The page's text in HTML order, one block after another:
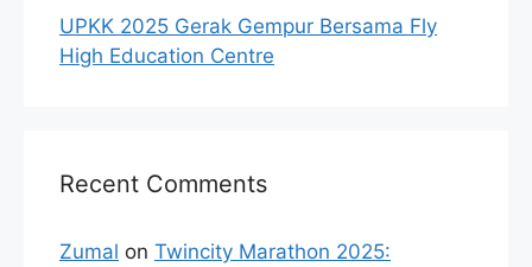
UPKK 2025 Gerak Gempur Bersama Fly
High Education Centre
Recent Comments
Zumal on Twincity Marathon 2025: